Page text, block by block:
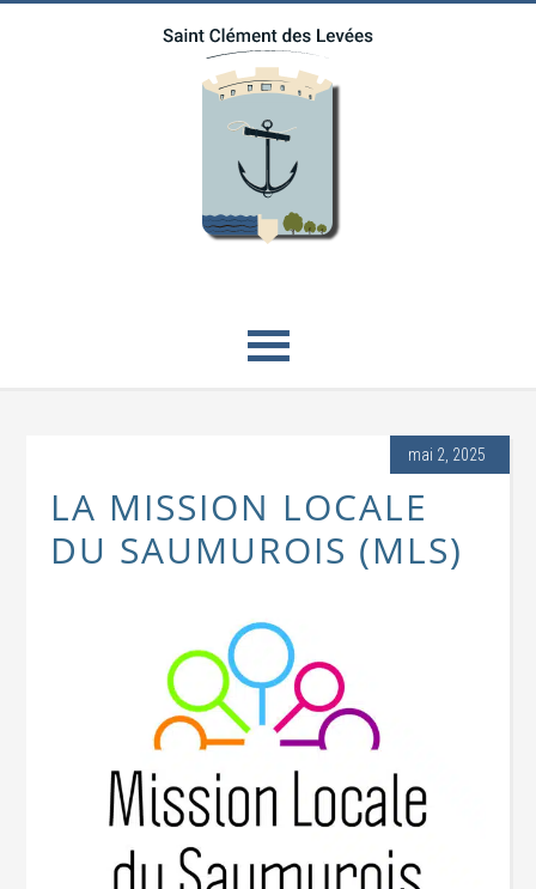
mai 2, 2025
LA MISSION LOCALE
DU SAUMUROIS (MLS)